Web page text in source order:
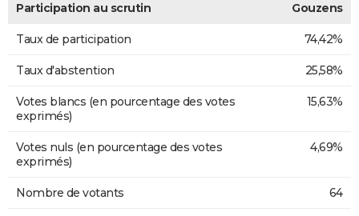
Participation au scrutin Gouzens
Taux de participation 74,42%
Taux d'abstention 25,58%
Votes blancs (en pourcentage des votes
exprimés)
15,63%
Votes nuls (en pourcentage des votes
exprimés)
4,69%
Nombre de votants 64